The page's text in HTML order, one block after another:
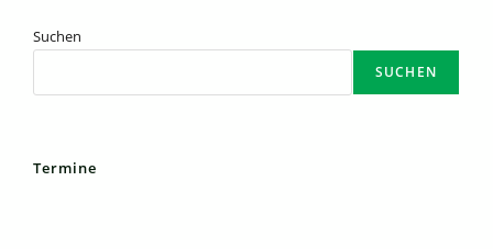
Suchen
SUCHEN
Termine